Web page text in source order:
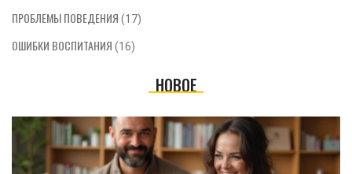
ПРОБЛЕМЫ ПОВЕДЕНИЯ (17)
ОШИБКИ ВОСПИТАНИЯ (16)
НОВОЕ